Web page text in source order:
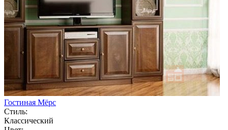
Гостиная Мёрс
Стиль:
Классический